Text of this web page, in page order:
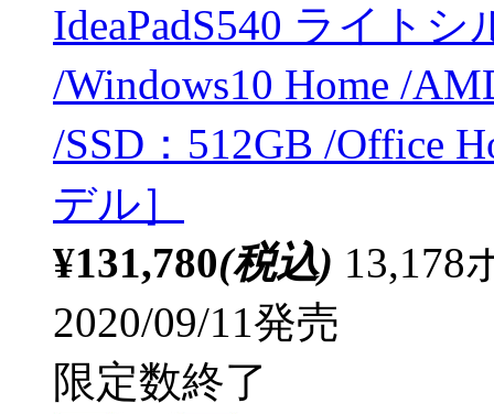
IdeaPadS540 ライト
/Windows10 Home /
/SSD：512GB /Office
デル］
¥131,780(税込) 13,178
2020/09/11発売
限定数終了